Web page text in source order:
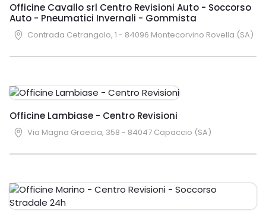
Officine Cavallo srl Centro Revisioni Auto - Soccorso
Auto - Pneumatici Invernali - Gommista
Contrada Cetrangolo, 1 - 84096 Montecorvino Rovella (SA)
Officine Lambiase - Centro Revisioni
Via Magna Graecia, 358 - 84047 Capaccio (SA)